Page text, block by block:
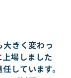
大きく変わっ
場しました
しています。